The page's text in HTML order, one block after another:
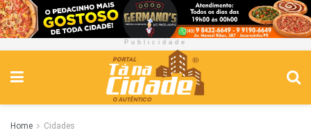
Publicidade
Home Cidades